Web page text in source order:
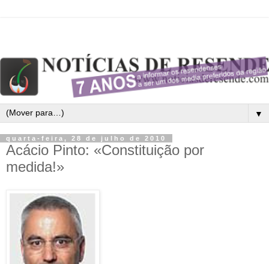
▼
quarta-feira, 28 de julho de 2010
Acácio Pinto: «Constituição por
medida!»